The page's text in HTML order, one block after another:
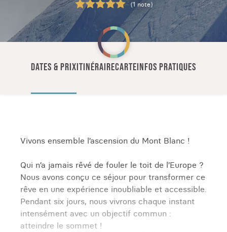
(1 note)
DATES & PRIXITINÉRAIRECARTEINFOS PRATIQUES
Vivons ensemble l’ascension du Mont Blanc !
Qui n’a jamais rêvé de fouler le toit de l’Europe ?
Nous avons conçu ce séjour pour transformer ce
rêve en une expérience inoubliable et accessible.
Pendant six jours, nous vivrons chaque instant
intensément avec un objectif commun :
atteindre le sommet !